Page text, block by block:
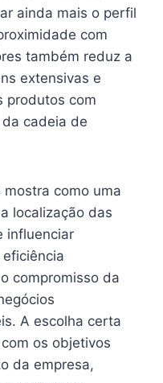
ainda mais o perfil
com
também reduz a
extensivas e
produtos com
cadeia de
como uma
localização das
influenciar
compromisso da
A escolha certa
os objetivos
da empresa,